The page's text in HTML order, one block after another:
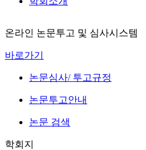
온라인 논문투고 및 심사시스템
바로가기
논문심사/ 투고규정
논문투고안내
논문 검색
학회지